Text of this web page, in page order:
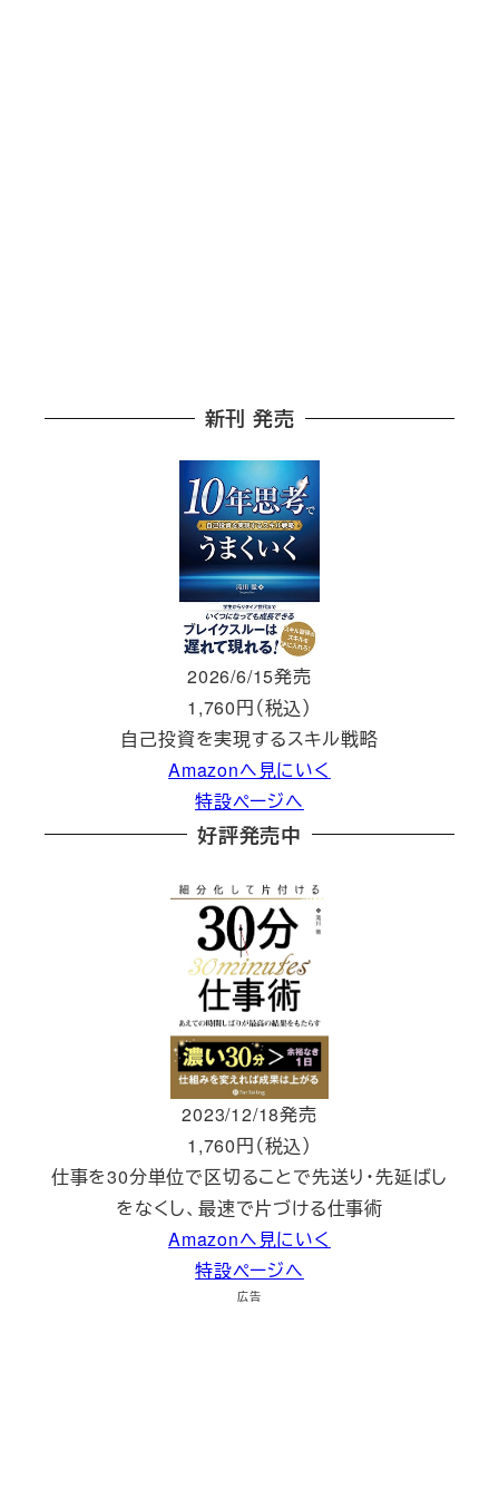
新刊 発売
2026/6/15発売
1,760円（税込）
自己投資を実現するスキル戦略
Amazonへ見にいく
特設ページへ
好評発売中
2023/12/18発売
1,760円（税込）
仕事を30分単位で区切ることで先送り・先延ばし
をなくし、最速で片づける仕事術
Amazonへ見にいく
特設ページへ
広告